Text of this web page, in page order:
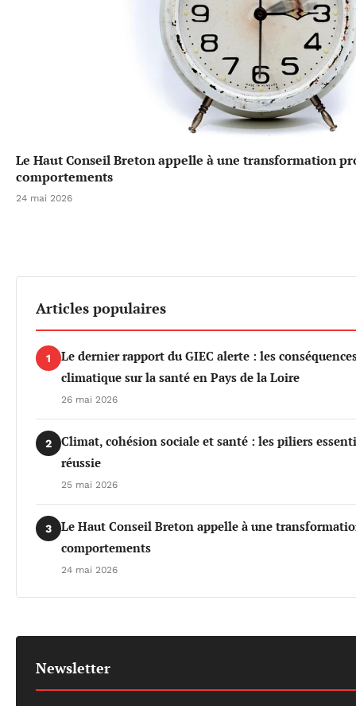
Le Haut Conseil Breton appelle à une transformation
comportements
24 mai 2026
Articles populaires
1
Le dernier rapport du GIEC alerte : les
climatique sur la santé en Pays de la Loire
26 mai 2026
2
Climat, cohésion sociale et santé : les piliers
réussie
25 mai 2026
3
Le Haut Conseil Breton appelle à une
comportements
24 mai 2026
Newsletter